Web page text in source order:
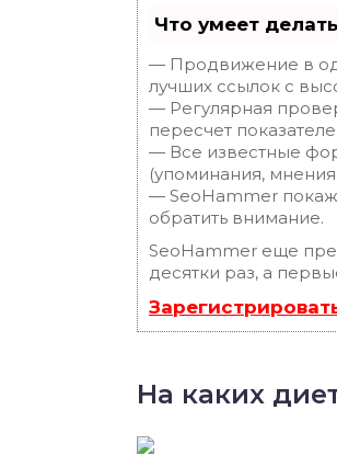
Что умеет
— Продвижение в
лучших ссылок с
— Регулярная
пересчет
— Все известные
(упоминания,
— SeoHammer
обратить внимание.
SeoHammer еще
десятки раз, а
На каких